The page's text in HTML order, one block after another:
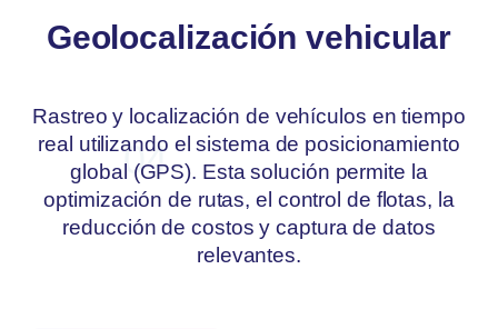
04
Geolocalización vehicular
Rastreo y localización de vehículos en tiempo
real utilizando el sistema de posicionamiento
global (GPS). Esta solución permite la
optimización de rutas, el control de flotas, la
reducción de costos y captura de datos
relevantes.